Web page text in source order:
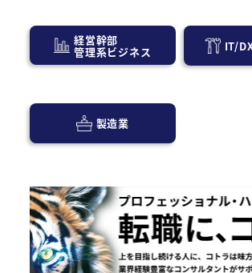
経営幹部
管理系ビジネス IT/
製造業